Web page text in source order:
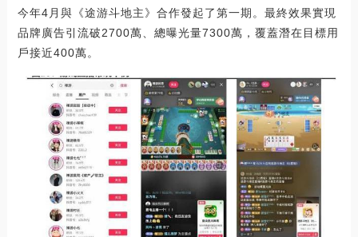
今年4月與《途游斗地主》合作發起了第一期。最終效果實現
品牌廣告引流破2700萬、總曝光量7300萬，覆蓋潛在目標用
戶接近400萬。